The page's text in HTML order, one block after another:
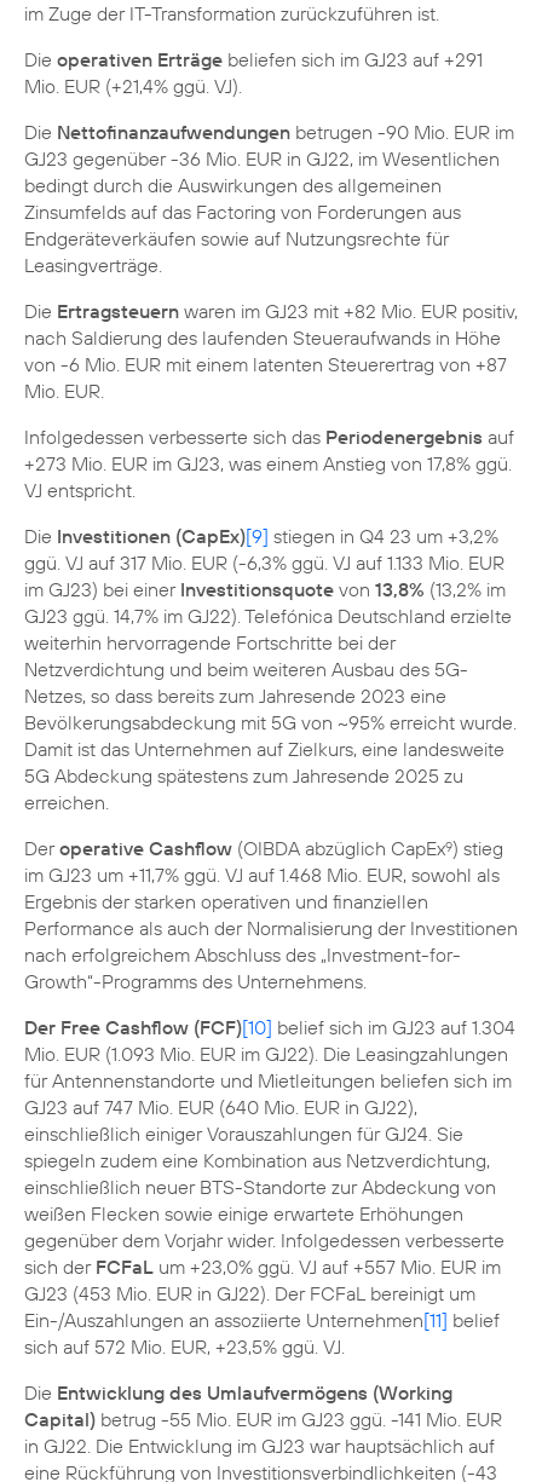
im Zuge der IT-Transformation zurückzuführen ist.
Die operativen Erträge beliefen sich im GJ23 auf +291
Mio. EUR (+21,4% ggü. VJ).
Die Nettofinanzaufwendungen betrugen -90 Mio. EUR im
GJ23 gegenüber -36 Mio. EUR in GJ22, im Wesentlichen
bedingt durch die Auswirkungen des allgemeinen
Zinsumfelds auf das Factoring von Forderungen aus
Endgeräteverkäufen sowie auf Nutzungsrechte für
Leasingverträge.
Die Ertragsteuern waren im GJ23 mit +82 Mio. EUR positiv,
nach Saldierung des laufenden Steueraufwands in Höhe
von -6 Mio. EUR mit einem latenten Steuerertrag von +87
Mio. EUR.
Infolgedessen verbesserte sich das Periodenergebnis auf
+273 Mio. EUR im GJ23, was einem Anstieg von 17,8% ggü.
VJ entspricht.
Die Investitionen (CapEx)[9] stiegen in Q4 23 um +3,2%
ggü. VJ auf 317 Mio. EUR (-6,3% ggü. VJ auf 1.133 Mio. EUR
im GJ23) bei einer Investitionsquote von 13,8% (13,2% im
GJ23 ggü. 14,7% im GJ22). Telefónica Deutschland erzielte
weiterhin hervorragende Fortschritte bei der
Netzverdichtung und beim weiteren Ausbau des 5G-
Netzes, so dass bereits zum Jahresende 2023 eine
Bevölkerungsabdeckung mit 5G von ~95% erreicht wurde.
Damit ist das Unternehmen auf Zielkurs, eine landesweite
5G Abdeckung spätestens zum Jahresende 2025 zu
erreichen.
Deroperative Cashflow (OIBDA abzüglich CapEx9) stieg
im GJ23 um +11,7% ggü. VJ auf 1.468 Mio. EUR, sowohl als
Ergebnis der starken operativen und finanziellen
Performance als auch der Normalisierung der Investitionen
nach erfolgreichem Abschluss des „Investment-for-
Growth“-Programms des Unternehmens.
Der Free Cashflow (FCF)[10] belief sich im GJ23 auf 1.304
Mio. EUR (1.093 Mio. EUR im GJ22). Die Leasingzahlungen
für Antennenstandorte und Mietleitungen beliefen sich im
GJ23 auf 747 Mio. EUR (640 Mio. EUR in GJ22),
einschließlich einiger Vorauszahlungen für GJ24. Sie
spiegeln zudem eine Kombination aus Netzverdichtung,
einschließlich neuer BTS-Standorte zur Abdeckung von
weißen Flecken sowie einige erwartete Erhöhungen
gegenüber dem Vorjahr wider. Infolgedessen verbesserte
sich der FCFaL um +23,0% ggü. VJ auf +557 Mio. EUR im
GJ23 (453 Mio. EUR in GJ22). Der FCFaL bereinigt um
Ein-/Auszahlungen an assoziierte Unternehmen[11] belief
sich auf 572 Mio. EUR, +23,5% ggü. VJ.
Die Entwicklung des Umlaufvermögens (Working
Capital) betrug -55 Mio. EUR im GJ23 ggü. -141 Mio. EUR
in GJ22. Die Entwicklung im GJ23 war hauptsächlich auf
eine Rückführung von Investitionsverbindlichkeiten (-43